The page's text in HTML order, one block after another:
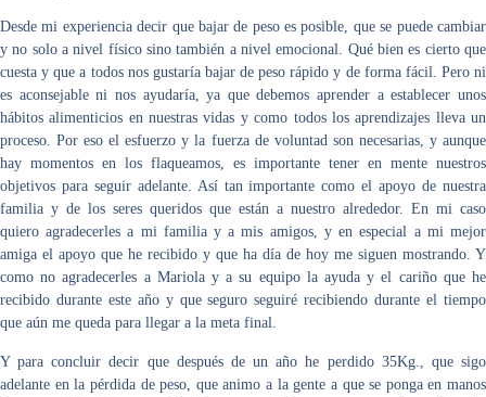
Desde mi experiencia decir que bajar de peso es posible, que se puede cambiar
y no solo a nivel físico sino también a nivel emocional. Qué bien es cierto que
cuesta y que a todos nos gustaría bajar de peso rápido y de forma fácil. Pero ni
es aconsejable ni nos ayudaría, ya que debemos aprender a establecer unos
hábitos alimenticios en nuestras vidas y como todos los aprendizajes lleva un
proceso. Por eso el esfuerzo y la fuerza de voluntad son necesarias, y aunque
hay momentos en los flaqueamos, es importante tener en mente nuestros
objetivos para seguir adelante. Así tan importante como el apoyo de nuestra
familia y de los seres queridos que están a nuestro alrededor. En mi caso
quiero agradecerles a mi familia y a mis amigos, y en especial a mi mejor
amiga el apoyo que he recibido y que ha día de hoy me siguen mostrando. Y
como no agradecerles a Mariola y a su equipo la ayuda y el cariño que he
recibido durante este año y que seguro seguiré recibiendo durante el tiempo
que aún me queda para llegar a la meta final.
Y para concluir decir que después de un año he perdido 35Kg., que sigo
adelante en la pérdida de peso, que animo a la gente a que se ponga en manos